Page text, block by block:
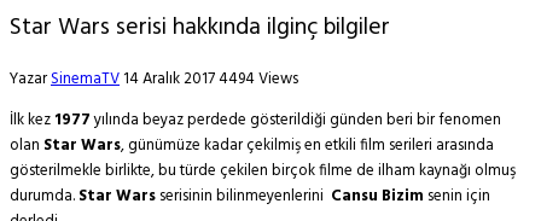
Star Wars serisi hakkında ilginç bilgiler
YazarSinemaTV14 Aralık 20174494 Views
İlk kez1977yılında beyaz perdede gösterildiği günden beri bir fenomen
olan Star Wars, günümüze kadar çekilmiş en etkili film serileri arasında
gösterilmekle birlikte, bu türde çekilen birçok filme de ilham kaynağı olmuş
durumda.Star Warsserisinin bilinmeyenlerini Cansu Bizim senin için